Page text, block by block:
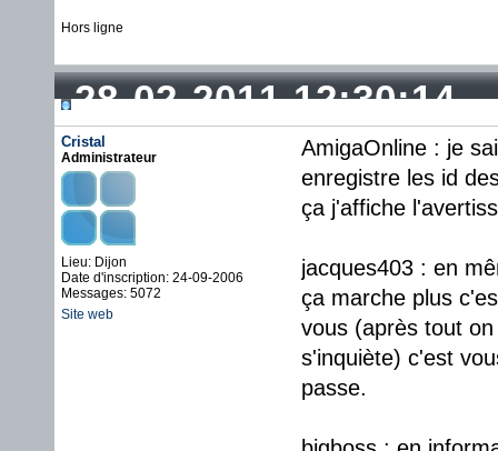
Hors ligne
28-02-2011 12:30:14
Cristal
Administrateur
Lieu: Dijon
Date d'inscription: 24-09-2006
Messages: 5072
Site web
AmigaOnline : je
enregistre les id
ça j'affiche
jacques403 : en
ça marche plus
vous (après tout
s'inquiète) c'est
passe.